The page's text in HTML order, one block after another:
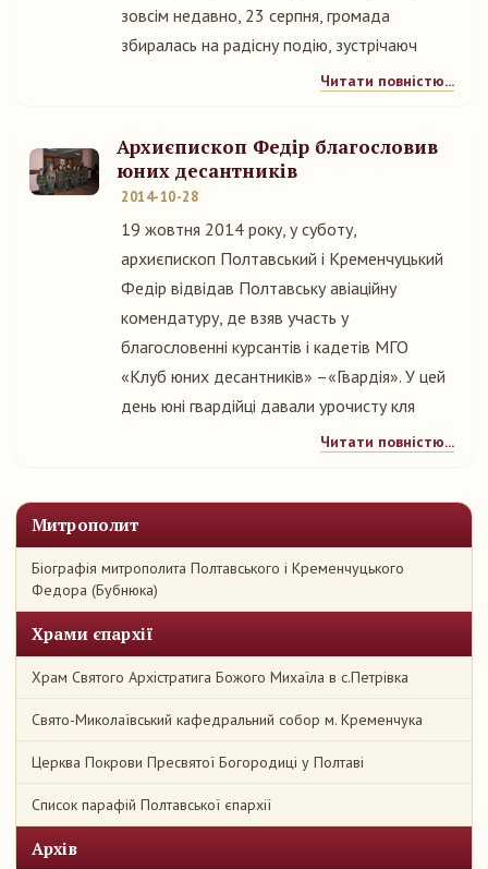
Митрополит
Біографія митрополита Полтавського і Кременчуцького
Федора (Бубнюка)
Храми єпархії
Храм Святого Архістратига Божого Михаїла в с.Петрівка
Свято-Миколаївський кафедральний собор м. Кременчука
Церква Покрови Пресвятої Богородиці у Полтаві
Список парафій Полтавської єпархії
Архів
зовсім недавно, 23 серпня, громада
збиралась на радісну подію, зустрічаюч
Читати повністю...
Архиєпископ Федір благословив
юних десантників
2014-10-28
19 жовтня 2014 року, у суботу,
архиєпископ Полтавський і Кременчуцький
Федір відвідав Полтавську авіаційну
комендатуру, де взяв участь у
благословенні курсантів і кадетів МГО
«Клуб юних десантників» –«Гвардія». У цей
день юні гвардійці давали урочисту кля
Читати повністю...